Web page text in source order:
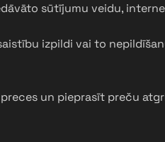
sūtījumu veidu,
izpildi vai to
un pieprasīt preču